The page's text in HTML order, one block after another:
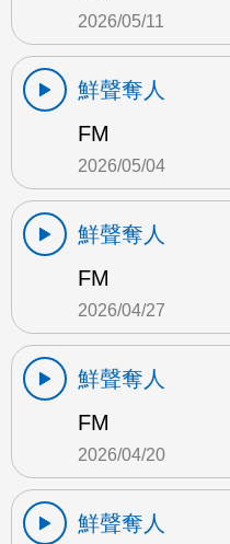
2026/05/11
鮮聲奪人
FM
2026/05/04
鮮聲奪人
FM
2026/04/27
鮮聲奪人
FM
2026/04/20
鮮聲奪人